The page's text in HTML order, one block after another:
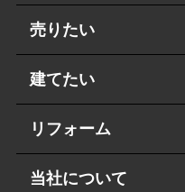
売りたい
建てたい
リフォーム
当社について